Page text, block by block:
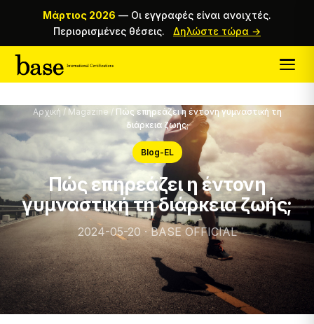
Μάρτιος 2026 — Οι εγγραφές είναι ανοιχτές.
Περιορισμένες θέσεις.
Δηλώστε τώρα →
Αρχική / Magazine / Πώς επηρεάζει η έντονη γυμναστική τη
διάρκεια ζωής;
Blog-EL
Πώς επηρεάζει η έντονη
γυμναστική τη διάρκεια ζωής;
2024-05-20 · BASE OFFICIAL